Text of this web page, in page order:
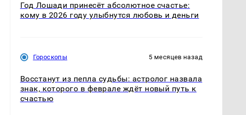
Год Лошади принесёт абсолютное счастье:
кому в 2026 году улыбнутся любовь и деньги
Гороскопы 5 месяцев назад
Восстанут из пепла судьбы: астролог назвала
знак, которого в феврале ждёт новый путь к
счастью